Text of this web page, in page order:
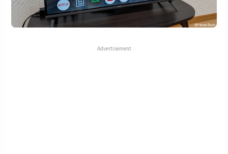
Advertisement